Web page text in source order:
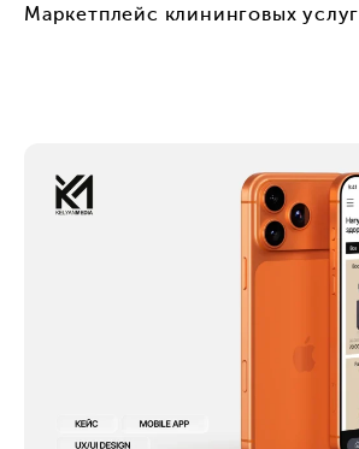
Маркетплейс клининговых услуг